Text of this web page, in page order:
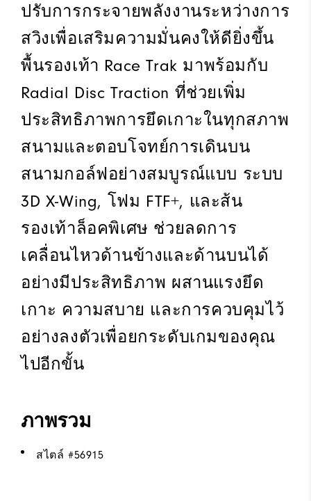
ปรับการกระจายพลังงานระหว่างการ
สวิงเพื่อเสริมความมั่นคงให้ดียิ่งขึ้น
พื้นรองเท้า Race Trak มาพร้อมกับ
Radial Disc Traction ที่ช่วยเพิ่ม
ประสิทธิภาพการยึดเกาะในทุกสภาพ
สนามและตอบโจทย์การเดินบน
สนามกอล์ฟอย่างสมบูรณ์แบบ ระบบ
3D X-Wing, โฟม FTF+, และส้น
รองเท้าล็อคพิเศษ ช่วยลดการ
เคลื่อนไหวด้านข้างและด้านบนได้
อย่างมีประสิทธิภาพ ผสานแรงยึด
เกาะ ความสบาย และการควบคุมไว้
อย่างลงตัวเพื่อยกระดับเกมของคุณ
ไปอีกขั้น
ภาพรวม
สไตล์ #56915